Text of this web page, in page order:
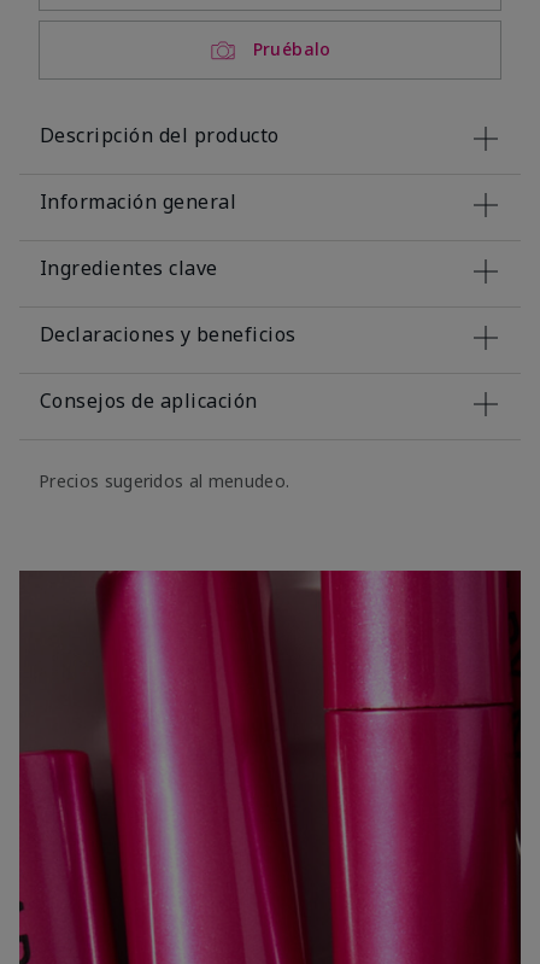
Pruébalo
Descripción del producto
Información general
Ingredientes clave
Declaraciones y beneficios
Consejos de aplicación
Precios sugeridos al menudeo.